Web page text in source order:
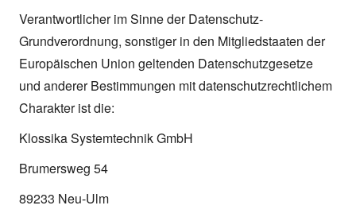
Verantwortlicher im Sinne der Datenschutz-
Grundverordnung, sonstiger in den Mitgliedstaaten der
Europäischen Union geltenden Datenschutzgesetze
und anderer Bestimmungen mit datenschutzrechtlichem
Charakter ist die:
Klossika Systemtechnik GmbH
Brumersweg 54
89233 Neu-Ulm